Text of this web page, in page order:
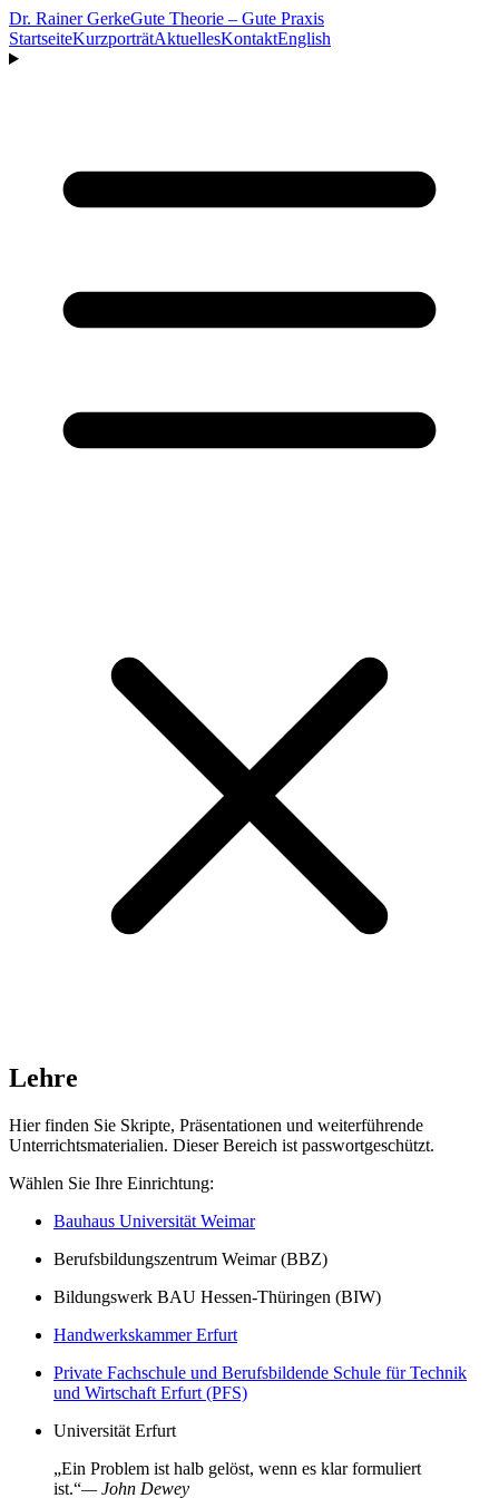
Dr. Rainer GerkeGute Theorie – Gute Praxis
StartseiteKurzporträtAktuellesKontaktEnglish
Lehre
Hier finden Sie Skripte, Präsentationen und weiterführende
Unterrichtsmaterialien. Dieser Bereich ist passwortgeschützt.
Wählen Sie Ihre Einrichtung:
Bauhaus Universität Weimar
Berufsbildungszentrum Weimar (BBZ)
Bildungswerk BAU Hessen-Thüringen (BIW)
Handwerkskammer Erfurt
Private Fachschule und Berufsbildende Schule für Technik
und Wirtschaft Erfurt (PFS)
Universität Erfurt
„Ein Problem ist halb gelöst, wenn es klar formuliert
ist.“— John Dewey